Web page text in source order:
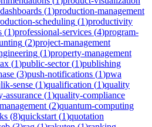
(1)production-management
scheduling (1)productivity
(1)professional-services (4)program-
(2)project-management
(1)property-management
(1)public-sector(1)publishing
(3)push-notifications (1)pwa
sense (1)qualification (1)quality
assurance (1)quality-compliance
(2)quantum-computing
(8)quickstart (1)quotation